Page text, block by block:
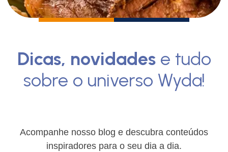
Dicas, novidades e tudo
sobre o universo Wyda!
Acompanhe nosso blog e descubra conteúdos
inspiradores para o seu dia a dia.